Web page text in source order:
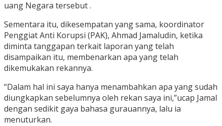
uang Negara tersebut .
Sementara itu, dikesempatan yang sama, koordinator
Penggiat Anti Korupsi (PAK), Ahmad Jamaludin, ketika
diminta tanggapan terkait laporan yang telah
disampaikan itu, membenarkan apa yang telah
dikemukakan rekannya.
“Dalam hal ini saya hanya menambahkan apa yang sudah
diungkapkan sebelumnya oleh rekan saya ini,”ucap Jamal
dengan sedikit gaya bahasa gurauannya, lalu ia
menuturkan.